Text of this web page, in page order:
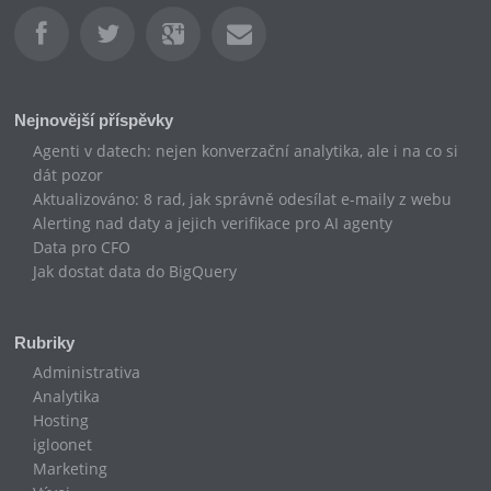
t
o
t
p
o
l
Nejnovější příspěvky
Agenti v datech: nejen konverzační analytika, ale i na co si
dát pozor
Aktualizováno: 8 rad, jak správně odesílat e-maily z webu
Alerting nad daty a jejich verifikace pro AI agenty
Data pro CFO
Jak dostat data do BigQuery
Rubriky
Administrativa
Analytika
Hosting
igloonet
Marketing